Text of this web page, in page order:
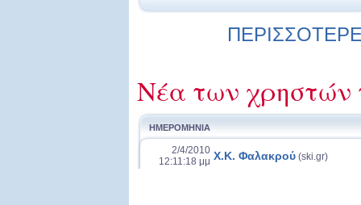
Νέα των
ΗΜΕΡΟΜΗΝΙΑ
2/4/2010
12:11:18 μμ Χ.Κ. Φαλακρού (ski.gr)